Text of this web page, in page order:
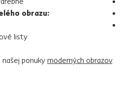
obrazu:
listy
ponuky moderných obrazov.